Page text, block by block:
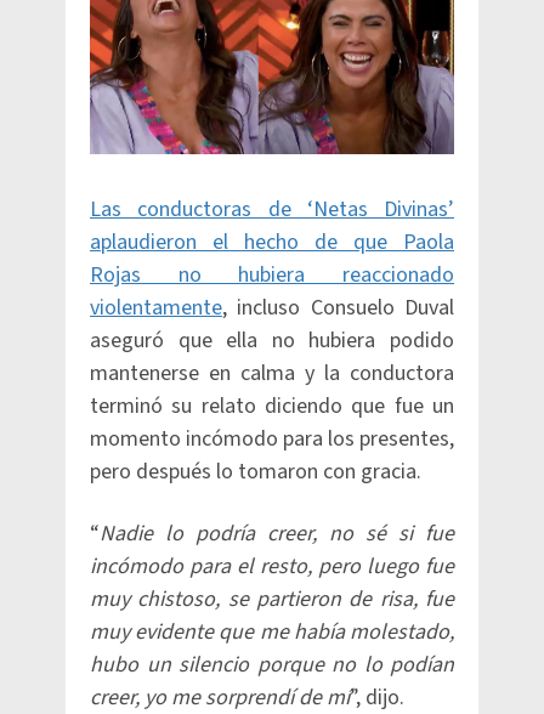
Las conductoras de ‘Netas Divinas’
aplaudieron el hecho de que Paola
Rojas no hubiera reaccionado
violentamente, incluso Consuelo Duval
aseguró que ella no hubiera podido
mantenerse en calma y la conductora
terminó su relato diciendo que fue un
momento incómodo para los presentes,
pero después lo tomaron con gracia.
“Nadie lo podría creer, no sé si fue
incómodo para el resto, pero luego fue
muy chistoso, se partieron de risa, fue
muy evidente que me había molestado,
hubo un silencio porque no lo podían
creer, yo me sorprendí de mí”, dijo.